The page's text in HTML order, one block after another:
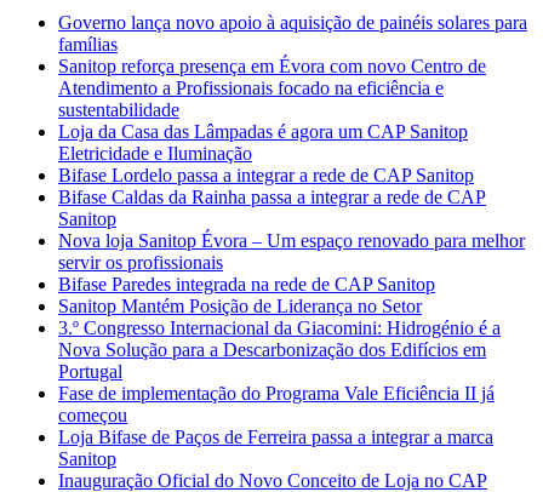
Governo lança novo apoio à aquisição de painéis solares para
famílias
Sanitop reforça presença em Évora com novo Centro de
Atendimento a Profissionais focado na eficiência e
sustentabilidade
Loja da Casa das Lâmpadas é agora um CAP Sanitop
Eletricidade e Iluminação
Bifase Lordelo passa a integrar a rede de CAP Sanitop
Bifase Caldas da Rainha passa a integrar a rede de CAP
Sanitop
Nova loja Sanitop Évora – Um espaço renovado para melhor
servir os profissionais
Bifase Paredes integrada na rede de CAP Sanitop
Sanitop Mantém Posição de Liderança no Setor
3.º Congresso Internacional da Giacomini: Hidrogénio é a
Nova Solução para a Descarbonização dos Edifícios em
Portugal
Fase de implementação do Programa Vale Eficiência II já
começou
Loja Bifase de Paços de Ferreira passa a integrar a marca
Sanitop
Inauguração Oficial do Novo Conceito de Loja no CAP